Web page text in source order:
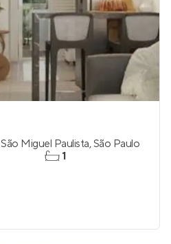
São Miguel Paulista,São Paulo
1